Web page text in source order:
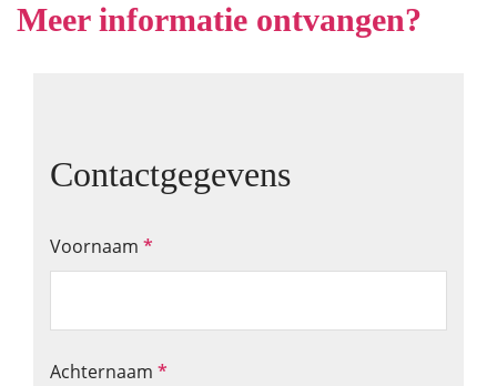
Meer informatie ontvangen?
Contactgegevens
Voornaam *
Achternaam *